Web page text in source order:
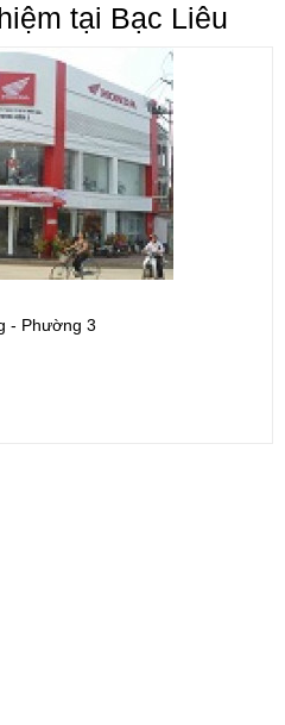
tại Bạc Liêu
- Phường 3